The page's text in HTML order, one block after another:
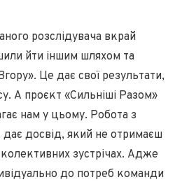
розслідувача вкрай
йти іншим шляхом та
Це дає свої результати,
А проєкт «Сильніші Разом»
нам у цьому. Робота з
досвід, який не отримаєш
зустрічах. Адже
до потреб команди